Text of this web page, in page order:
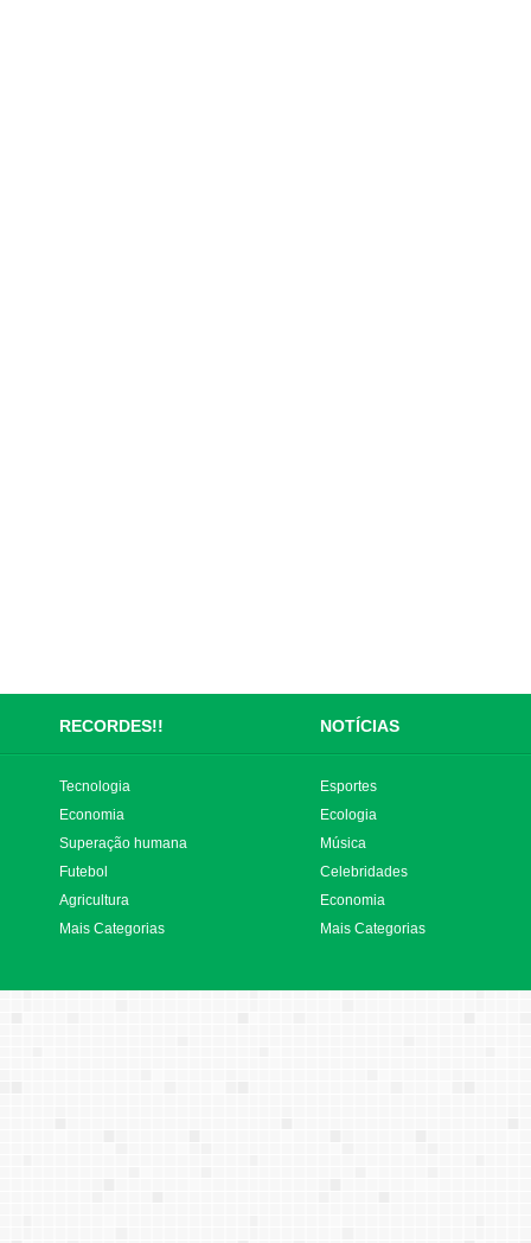
RECORDES!! NOTÍCIAS
Tecnologia
Economia
Superação humana
Futebol
Agricultura
Mais Categorias
Esportes
Ecologia
Música
Celebridades
Economia
Mais Categorias